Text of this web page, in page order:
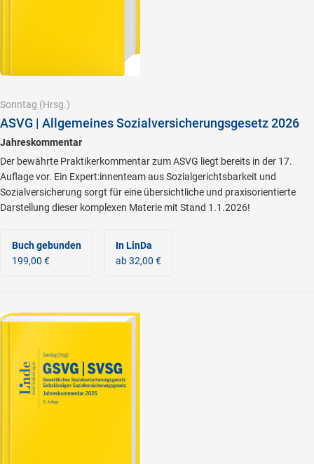
Sonntag (Hrsg.)
ASVG | Allgemeines Sozialversicherungsgesetz 2026
Jahreskommentar
Der bewährte Praktikerkommentar zum ASVG liegt bereits in der 17.
Auflage vor. Ein Expert:innenteam aus Sozialgerichtsbarkeit und
Sozialversicherung sorgt für eine übersichtliche und praxisorientierte
Darstellung dieser komplexen Materie mit Stand 1.1.2026!
Buch gebunden
199,00 €
In LinDa
ab 32,00 €